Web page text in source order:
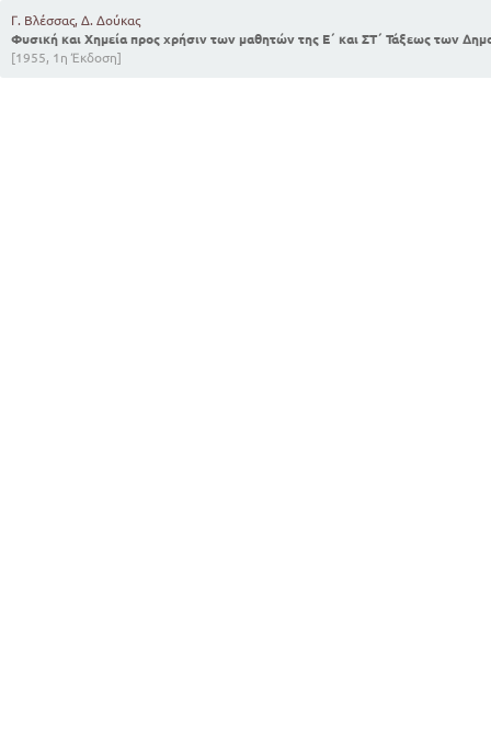
Γ. Βλέσσας, Δ. Δούκας
Φυσική και Χημεία προς χρήσιν των μαθητών της Ε΄ και ΣΤ΄ Τάξεως των
[1955, 1η Έκδοση]